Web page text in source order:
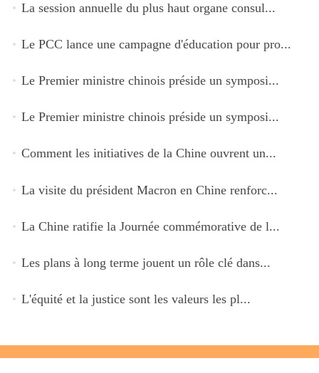
La session annuelle du plus haut organe consul...
Le PCC lance une campagne d'éducation pour pro...
Le Premier ministre chinois préside un symposi...
Le Premier ministre chinois préside un symposi...
Comment les initiatives de la Chine ouvrent un...
La visite du président Macron en Chine renforc...
La Chine ratifie la Journée commémorative de l...
Les plans à long terme jouent un rôle clé dans...
L'équité et la justice sont les valeurs les pl...